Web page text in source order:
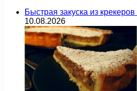
Быстрая закуска из
10.08.2026